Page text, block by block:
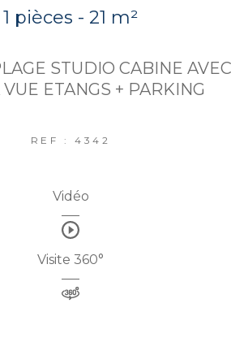
1 pièces - 21 m²
STUDIO CABINE AVEC
VUE ETANGS + PARKING
REF : 4342
Vidéo
Visite 360°